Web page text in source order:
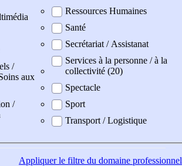
/
aux
/
Ressources Humaines
Santé
Secrétariat / Assistanat
Services à la personne / à la
collectivité (20)
Spectacle
Sport
Transport / Logistique
Appliquerle filtre du domaine professionnel